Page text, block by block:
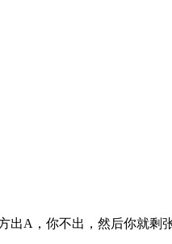
出A，你不出，然后你就剩